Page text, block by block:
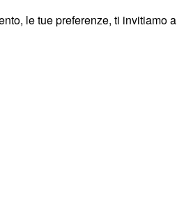
le tue preferenze, ti invitiamo a